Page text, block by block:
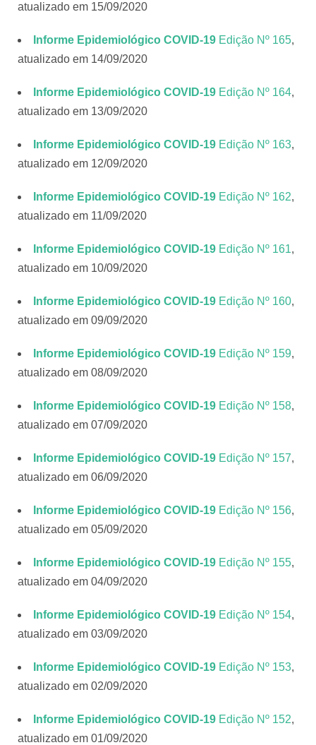
atualizado em 15/09/2020
Informe Epidemiológico COVID-19 Edição Nº 165,
atualizado em 14/09/2020
Informe Epidemiológico COVID-19 Edição Nº 164,
atualizado em 13/09/2020
Informe Epidemiológico COVID-19 Edição Nº 163,
atualizado em 12/09/2020
Informe Epidemiológico COVID-19 Edição Nº 162,
atualizado em 11/09/2020
Informe Epidemiológico COVID-19 Edição Nº 161,
atualizado em 10/09/2020
Informe Epidemiológico COVID-19 Edição Nº 160,
atualizado em 09/09/2020
Informe Epidemiológico COVID-19 Edição Nº 159,
atualizado em 08/09/2020
Informe Epidemiológico COVID-19 Edição Nº 158,
atualizado em 07/09/2020
Informe Epidemiológico COVID-19 Edição Nº 157,
atualizado em 06/09/2020
Informe Epidemiológico COVID-19 Edição Nº 156,
atualizado em 05/09/2020
Informe Epidemiológico COVID-19 Edição Nº 155,
atualizado em 04/09/2020
Informe Epidemiológico COVID-19 Edição Nº 154,
atualizado em 03/09/2020
Informe Epidemiológico COVID-19 Edição Nº 153,
atualizado em 02/09/2020
Informe Epidemiológico COVID-19 Edição Nº 152,
atualizado em 01/09/2020